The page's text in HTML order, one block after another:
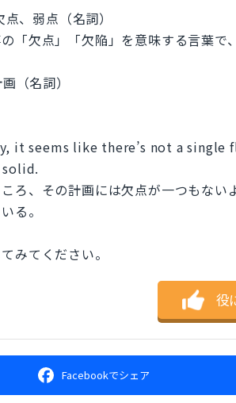
、弱点（名詞）
「欠点」「欠陥」を意味する言葉で
（名詞）
it seems like there’s not a
ろ、その計画には欠点が一つもない
る。
みてください。
役
Facebookでシェア